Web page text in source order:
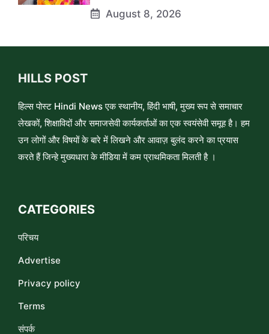
August 8, 2026
HILLS POST
हिल्स पोस्ट Hindi News एक स्थानीय, हिंदी भाषी, मुख्य रूप से समाचार
लेखकों, शिक्षाविदों और समाजसेवी कार्यकर्ताओं का एक स्वयंसेवी समूह है। हम
उन लोगों और विषयों के बारे में लिखने और आवाज़ बुलंद करने का प्रयास
करते हैं जिन्हे मुख्यधारा के मीडिया में कम प्राथमिकता मिलती है ।
CATEGORIES
परिचय
Advertise
Privacy policy
Terms
संपर्क